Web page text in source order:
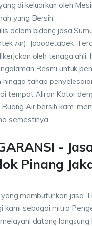
di keluarkan oleh
yang Bersih.
dalam bidang jasa
Air), Jabodetabek,
oleh tenaga ahli,
Resmi untuk
hingga tahap
tempat Aliran Kotor
Air bersih kami
semestinya.
-
Pinang
membutuhkan jasa
kami sebagai mitra
datang langsung